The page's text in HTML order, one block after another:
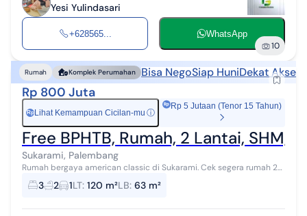
Yesi Yulindasari
+628565... WhatsApp
10
Rumah Komplek Perumahan Bisa NegoSiap HuniDekat Akses
Rp 800 Juta
Rp Lihat Kemampuan Cicilan-mu ⓘ
Rp 5 Jutaan (Tenor 15 Tahun)
Free BPHTB, Rumah, 2 Lantai, SHM,
Sukarami, Palembang
Rumah bergaya american classic di Sukarami. Cek segera rumah 2
lantai yang asri ini, dijual dengan pemandangan asri yang
menambah nilai estetika ...
3 2 1LT: 120 m²LB: 63 m²